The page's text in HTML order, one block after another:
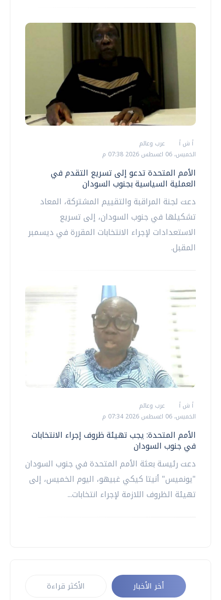
أ ش أ
عرب وعالم
الخميس، 06 اغسطس 2026 07:38 م
الأمم المتحدة تدعو إلى تسريع التقدم في
العملية السياسية بجنوب السودان
دعت لجنة المراقبة والتقييم المشتركة، المعاد
تشكيلها في جنوب السودان، إلى تسريع
الاستعدادات لإجراء الانتخابات المقررة في ديسمبر
المقبل.
أ ش أ
عرب وعالم
الخميس، 06 اغسطس 2026 07:34 م
الأمم المتحدة: يجب تهيئة ظروف إجراء الانتخابات
في جنوب السودان
دعت رئيسة بعثة الأمم المتحدة في جنوب السودان
"يونميس" أنيتا كيكي غبيهو، اليوم الخميس، إلى
تهيئة الظروف اللازمة لإجراء انتخابات...
أخر الأخبار الأكثر قراءة